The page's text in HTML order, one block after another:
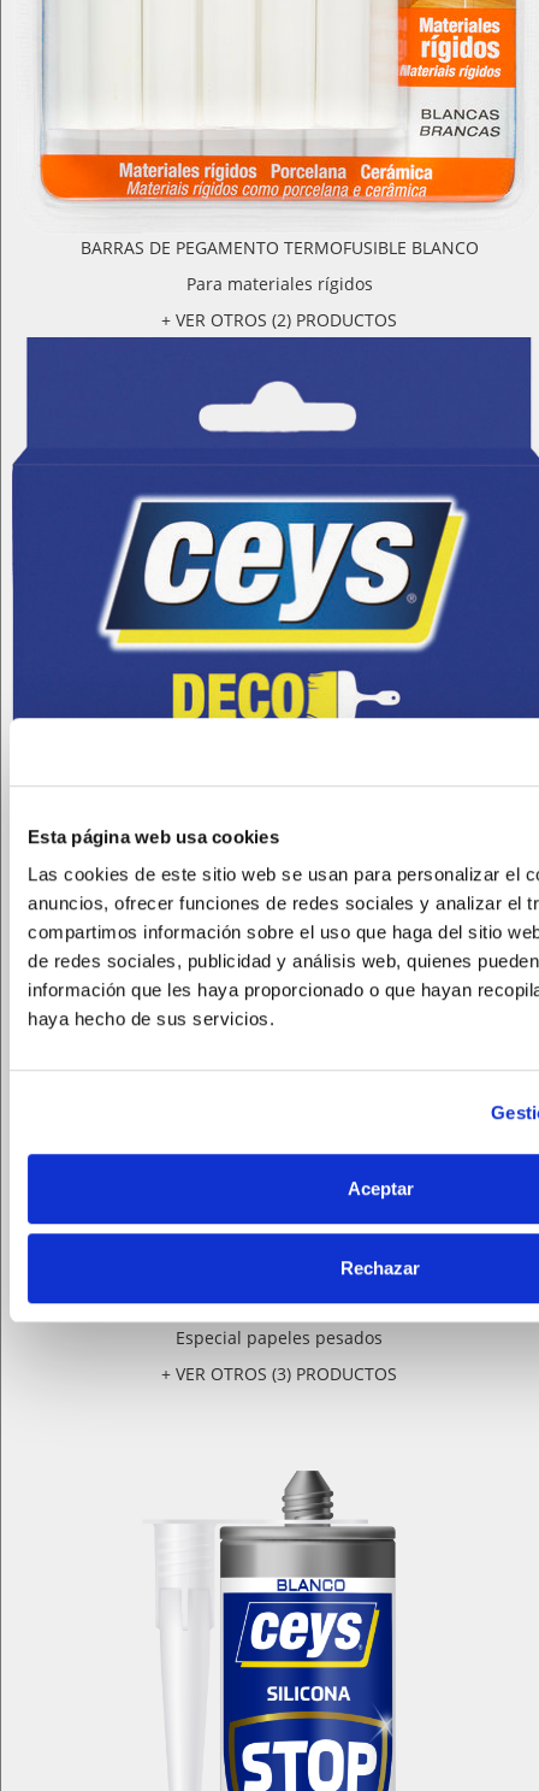
Esta página web usa cookies
Las cookies de este sitio web se usan para personalizar el
anuncios, ofrecer funciones de redes sociales y analizar el
compartimos información sobre el uso que haga del sitio
de redes sociales, publicidad y análisis web, quienes
información que les haya proporcionado o que hayan
haya hecho de sus servicios.
Aceptar
Rechazar
BARRAS DE PEGAMENTO TERMOFUSIBLE BLANCO
Para materiales rígidos
+ VER OTROS (2) PRODUCTOS
COLA PARA PAPEL PINTADO PESADO DECORCEYS
Especial papeles pesados
+ VER OTROS (3) PRODUCTOS